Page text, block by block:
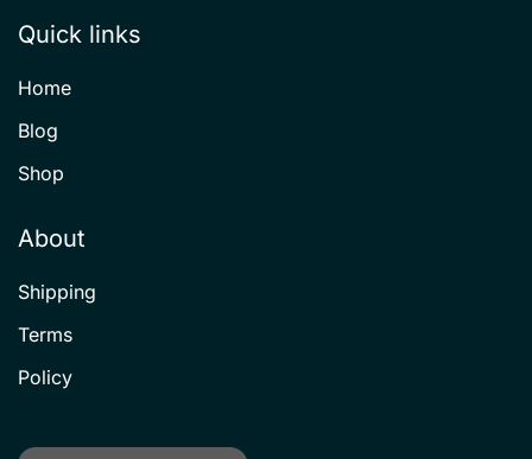
Quick links
Home
Blog
Shop
About
Shipping
Terms
Policy